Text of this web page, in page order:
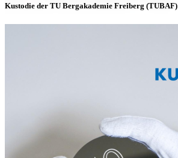
Kustodie der TU Bergakademie Freiberg (TUBAF)